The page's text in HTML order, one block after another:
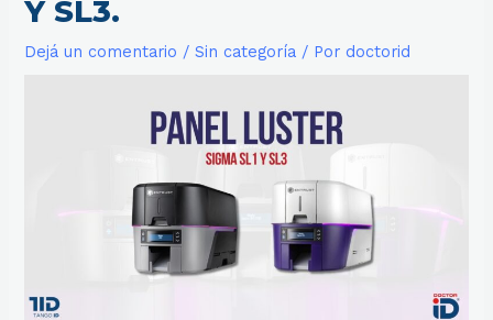
Y SL3.
Dejá un comentario /Sin categoría / Por doctorid